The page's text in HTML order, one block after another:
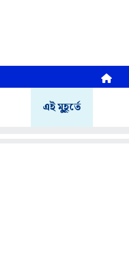
এই মুহূর্তে